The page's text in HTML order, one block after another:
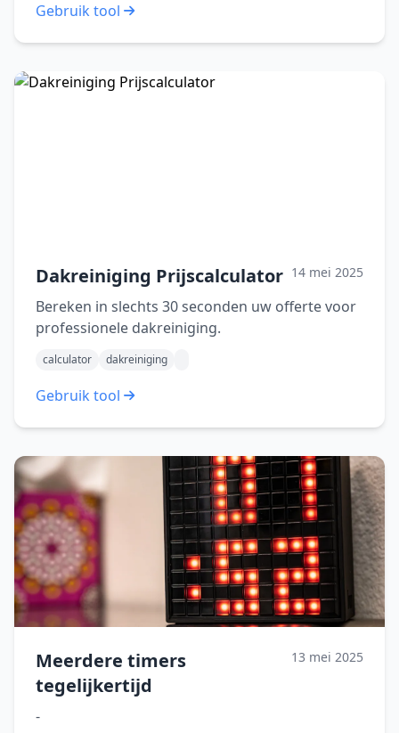
Gebruik tool
Dakreiniging Prijscalculator 14 mei 2025
Bereken in slechts 30 seconden uw offerte voor
professionele dakreiniging.
calculator dakreiniging
Gebruik tool
Meerdere timers
tegelijkertijd
13 mei 2025
-